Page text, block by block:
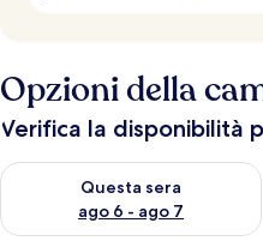
Opzioni della
Verifica la disponibilità
Questa sera
ago 6 - ago 7
Verifica la disponibilità per